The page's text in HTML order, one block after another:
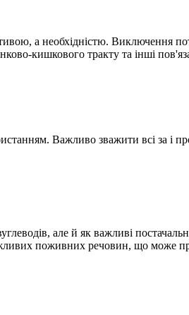
а необхідністю. Виключення
кишкового тракту та інші
Важливо зважити всі за і
але й як важливі
поживних речовин, що може